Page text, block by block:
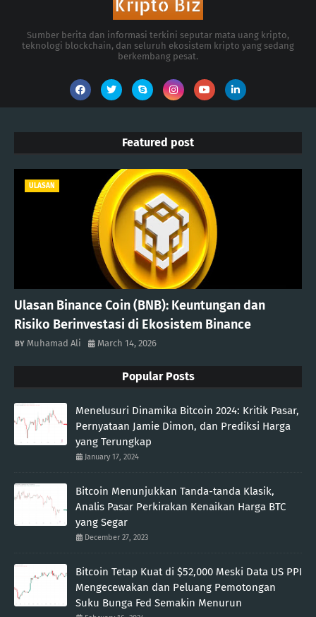
Sumber berita dan informasi terkini seputar mata uang kripto,
teknologi blockchain, dan seluruh ekosistem kripto yang sedang
berkembang pesat.
Featured post
ULASAN
Ulasan Binance Coin (BNB): Keuntungan dan
Risiko Berinvestasi di Ekosistem Binance
Muhamad Ali March 14, 2026
Popular Posts
Menelusuri Dinamika Bitcoin 2024: Kritik Pasar,
Pernyataan Jamie Dimon, dan Prediksi Harga
yang Terungkap
January 17, 2024
Bitcoin Menunjukkan Tanda-tanda Klasik,
Analis Pasar Perkirakan Kenaikan Harga BTC
yang Segar
December 27, 2023
Bitcoin Tetap Kuat di $52,000 Meski Data US PPI
Mengecewakan dan Peluang Pemotongan
Suku Bunga Fed Semakin Menurun